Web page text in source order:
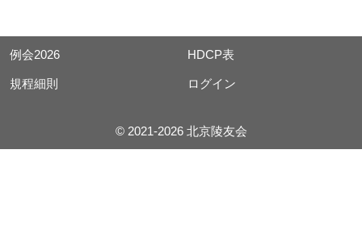
例会2026 HDCP表
規程細則 ログイン
© 2021-2026 北京陵友会